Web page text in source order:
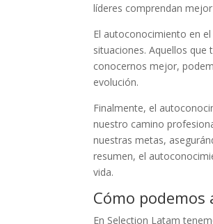
líderes comprendan
El autoconocimiento en
situaciones. Aquellos
conocernos mejor,
evolución.
Finalmente, el
nuestro camino
nuestras metas,
resumen, el
vida.
Cómo
En Selection Latam